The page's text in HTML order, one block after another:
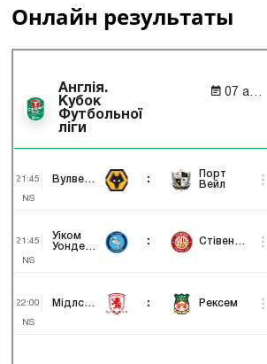
Онлайн результаты